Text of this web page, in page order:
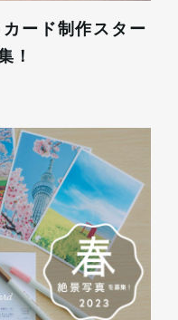
ード制作スター
！